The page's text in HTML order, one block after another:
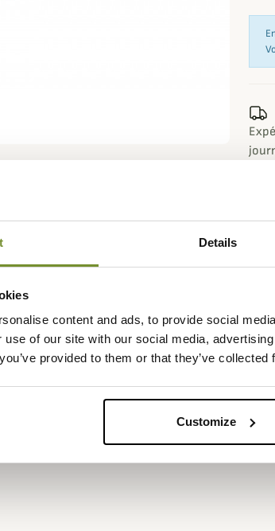
Details
content and ads, to provide social
use of our site with our social media,
provided to them or that they’ve
Customize
de voyage Clarence petit modèle en toile travel
bandoulière pour faciliter son transport.
Mareuil sont de très bonne qualité.